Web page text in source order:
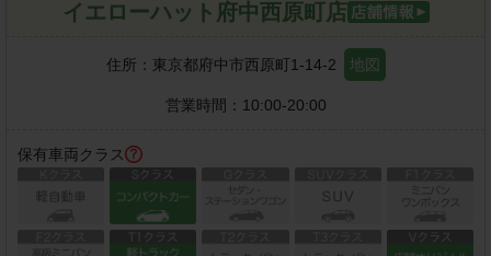
イエローハット府中西原町店
住所： 東京都府中市西原町1-14-2 地図
営業時間： 10:00-20:00
保有車両クラス